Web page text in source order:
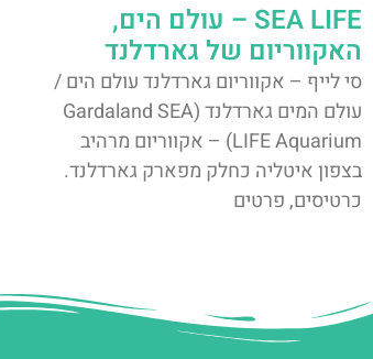
SEA LIFE – עולם הים,
האקווריום של גארדלנד
סי לייף – אקווריום גארדלנד עולם הים /
עולם המים גארדלנד (Gardaland SEA
LIFE Aquarium) – אקווריום מרהיב
בצפון איטליה כחלק מפארק גארדלנד.
כרטיסים, פרטים